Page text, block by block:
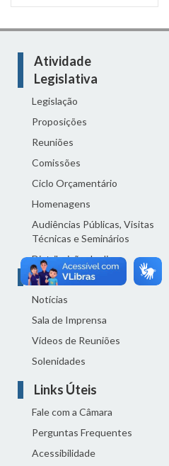
Atividade
Legislativa
Legislação
Proposições
Reuniões
Comissões
Ciclo Orçamentário
Homenagens
Audiências Públicas, Visitas
Técnicas e Seminários
Distribuição do dia
Comunicação
Notícias
Sala de Imprensa
Vídeos de Reuniões
Solenidades
Links Úteis
Fale com a Câmara
Perguntas Frequentes
Acessibilidade